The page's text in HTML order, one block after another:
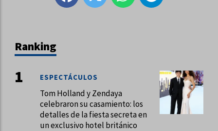
Ranking
Tom Holland y Zendaya
celebraron su casamiento: los
detalles de la fiesta secreta en
un exclusivo hotel británico
ESPECTÁCULOS